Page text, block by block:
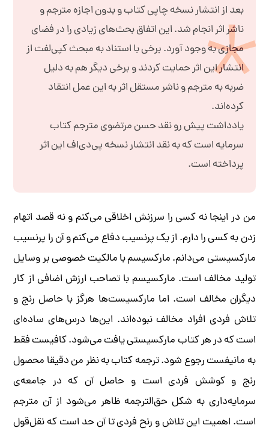
بعد از انتشار نسخه چاپی کتاب و بدون اجازه مترجم و
ناشر اثر انجام شد. این اتفاق بحث‌های زیادی را در فضای
مجازی به وجود آورد. برخی با استناد به مبحث کپی‌لفت از
انتشار این اثر حمایت کردند و برخی دیگر هم به دلیل
ضربه به مترجم و ناشر مستقل اثر به این عمل انتقاد
کرده‌اند.
یادداشت پیش رو نقد حسن مرتضوی مترجم کتاب
سرمایه‌ است که به نقد انتشار نسخه پی‌دی‌اف این اثر
پرداخته است.
من در اینجا نه کسی را سرزنش اخلاقی می‌کنم و نه قصد اتهام
زدن به کسی را دارم. از یک پرنسیب دفاع می‌کنم و آن را پرنسیب
مارکسیستی می‌دانم. مارکسیسم با مالکیت خصوصی بر وسایل
تولید مخالف است. مارکسیسم با تصاحب ارزش اضافی از کار
دیگران مخالف است. اما مارکسیست‌ها هرگز با حاصل رنج و
تلاش فردی افراد مخالف نبوده‌اند. این‌ها درس‌های ساده‌ای
است که در هر کتاب مارکسیستی یافت می‌شود. کافیست فقط
به مانیفست رجوع شود. ترجمه کتاب به نظر من دقیقا محصول
رنج و کوشش فردی است و حاصل آن که در جامعه‌‌ی
سرمایه‌داری به شکل حق‌الترجمه‌ ظاهر می‌شود از آن مترجم
است. اهمیت این تلاش و رنح فردی تا آن حد است که نقل‌قول